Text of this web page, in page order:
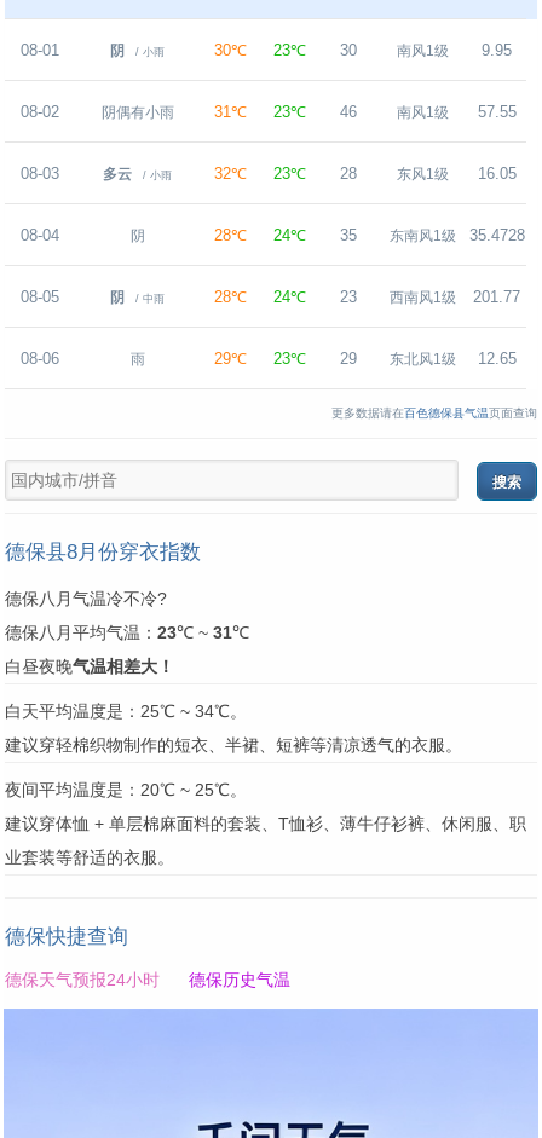
08-01 阴 / 小雨 30℃ 23℃ 30 南风1级 9.95
08-02 阴偶有小雨 31℃ 23℃ 46 南风1级 57.55
08-03 多云 / 小雨 32℃ 23℃ 28 东风1级 16.05
08-04 阴 28℃ 24℃ 35 东南风1级 35.4728
08-05 阴 / 中雨 28℃ 24℃ 23 西南风1级 201.77
08-06 雨 29℃ 23℃ 29 东北风1级 12.65
更多数据请在百色德保县气温页面查询
德保县8月份穿衣指数
德保八月气温冷不冷?
德保八月平均气温： 23℃ ~ 31℃
白昼夜晚气温相差大！
白天平均温度是：25℃ ~ 34℃。
建议穿轻棉织物制作的短衣、半裙、短裤等清凉透气的衣服。
夜间平均温度是：20℃ ~ 25℃。
建议穿体恤 + 单层棉麻面料的套装、T恤衫、薄牛仔衫裤、休闲服、职
业套装等舒适的衣服。
德保快捷查询
德保天气预报24小时 德保历史气温